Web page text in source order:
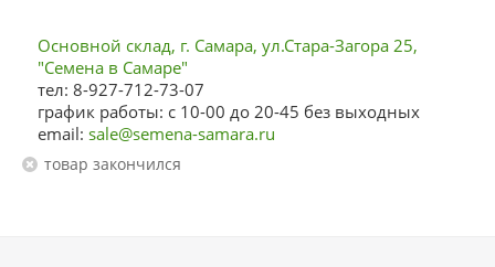
Основной склад, г. Самара, ул.Стара-Загора 25,
"Семена в Самаре"
тел: 8-927-712-73-07
график работы: с 10-00 до 20-45 без выходных
email: sale@semena-samara.ru
Товар закончился